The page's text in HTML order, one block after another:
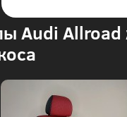
Audi